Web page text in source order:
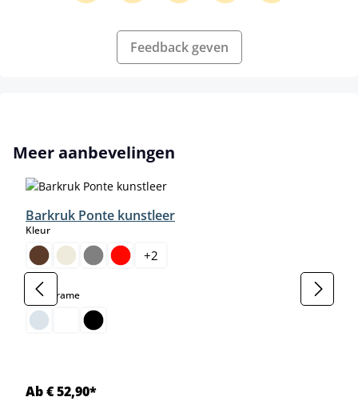
Feedback geven
Productgalerij overslaan
Meer aanbevelingen
Barkruk Ponte kunstleer
Kleurselect
+2
Kleur frameselect
Ab € 52,90*